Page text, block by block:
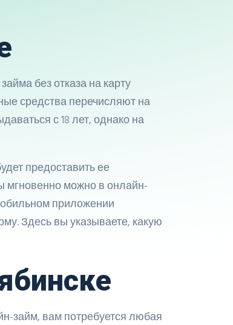
без отказа на карту
средства перечисляют на
с 18 лет, однако на
предоставить ее
мгновенно можно в онлайн-
приложении
Здесь вы указываете, какую
займ, вам потребуется любая